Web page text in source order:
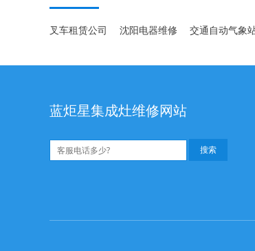
叉车租赁公司 沈阳电器维修 交通自动气象
蓝炬星集成灶维修网站